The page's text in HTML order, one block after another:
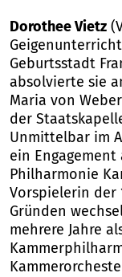
Dorothee Vietz
Geburtsstadt
absolvierte sie
Maria von
der
Unmittelbar im
ein
Philharmonie
Vorspielerin der
Gründen
mehrere Jahre